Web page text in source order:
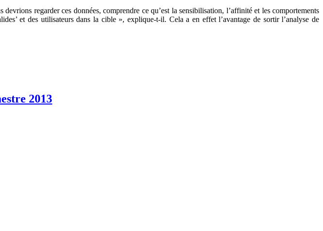
regarder ces données, comprendre ce qu’est la sensibilisation, l’affinité et les comportements
et des utilisateurs dans la cible », explique-t-il. Cela a en effet l’avantage de sortir l’analyse de
2013